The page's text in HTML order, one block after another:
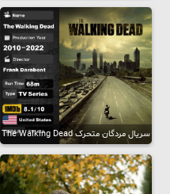
سریال مردگان متحرک The Walking Dead